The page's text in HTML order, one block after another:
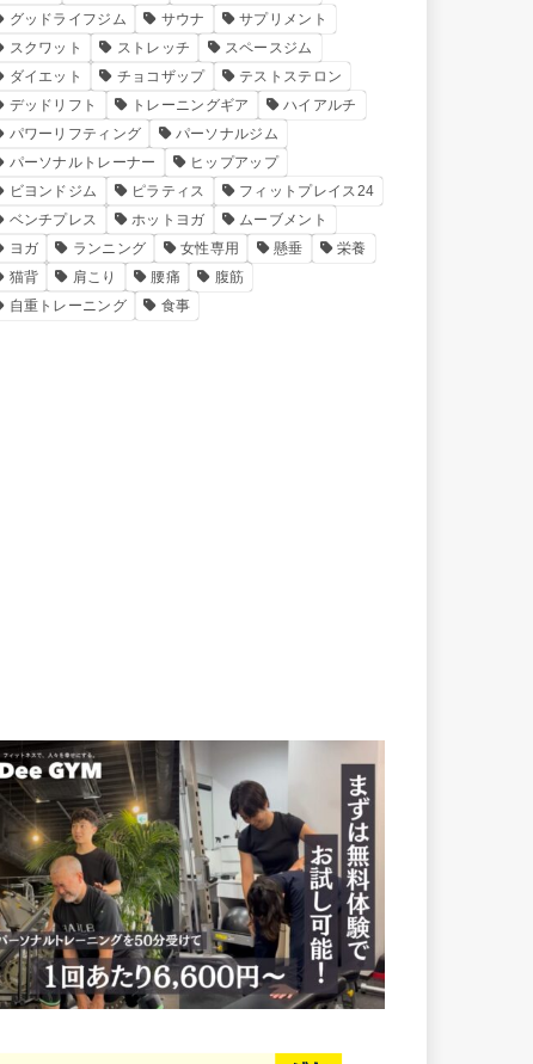
グッドライフジム
サウナ
サプリメント
スクワット
ストレッチ
スペースジム
ダイエット
チョコザップ
テストステロン
デッドリフト
トレーニングギア
ハイアルチ
パワーリフティング
パーソナルジム
パーソナルトレーナー
ヒップアップ
ビヨンドジム
ピラティス
フィットプレイス24
ベンチプレス
ホットヨガ
ムーブメント
ヨガ
ランニング 女性専用 懸垂
栄養
猫背
肩こり 腰痛
腹筋
自重トレーニング
食事